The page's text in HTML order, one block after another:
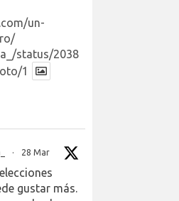
un-
status/2038
1
· 28 Mar
gustar más.